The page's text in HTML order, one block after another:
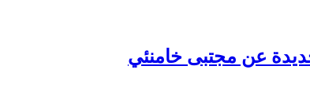
عن مجتبى خامنئي